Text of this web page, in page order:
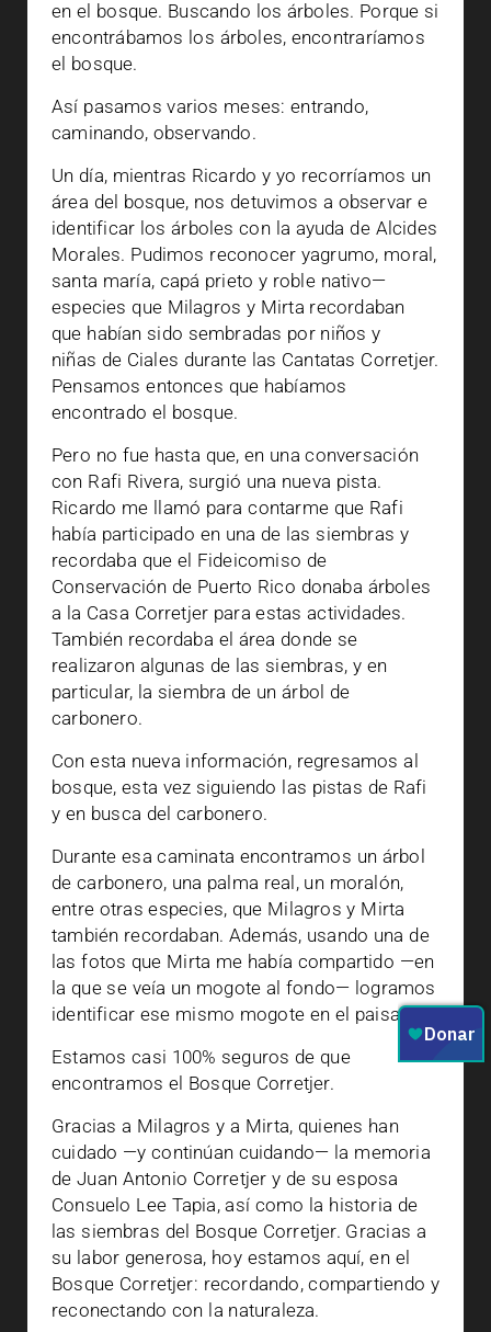
en el bosque. Buscando los árboles. Porque si
encontrábamos los árboles, encontraríamos
el bosque.
Así pasamos varios meses: entrando,
caminando, observando.
Un día, mientras Ricardo y yo recorríamos un
área del bosque, nos detuvimos a observar e
identificar los árboles con la ayuda de Alcides
Morales. Pudimos reconocer yagrumo, moral,
santa maría, capá prieto y roble nativo—
especies que Milagros y Mirta recordaban
que habían sido sembradas por niños y
niñas de Ciales durante las Cantatas Corretjer.
Pensamos entonces que habíamos
encontrado el bosque.
Pero no fue hasta que, en una conversación
con Rafi Rivera, surgió una nueva pista.
Ricardo me llamó para contarme que Rafi
había participado en una de las siembras y
recordaba que el Fideicomiso de
Conservación de Puerto Rico donaba árboles
a la Casa Corretjer para estas actividades.
También recordaba el área donde se
realizaron algunas de las siembras, y en
particular, la siembra de un árbol de
carbonero.
Con esta nueva información, regresamos al
bosque, esta vez siguiendo las pistas de Rafi
y en busca del carbonero.
Durante esa caminata encontramos un árbol
de carbonero, una palma real, un moralón,
entre otras especies, que Milagros y Mirta
también recordaban. Además, usando una de
las fotos que Mirta me había compartido —en
la que se veía un mogote al fondo— logramos
identificar ese mismo mogote en el paisaje.
Estamos casi 100% seguros de que
encontramos el Bosque Corretjer.
Gracias a Milagros y a Mirta, quienes han
cuidado —y continúan cuidando— la memoria
de Juan Antonio Corretjer y de su esposa
Consuelo Lee Tapia, así como la historia de
las siembras del Bosque Corretjer. Gracias a
su labor generosa, hoy estamos aquí, en el
Bosque Corretjer: recordando, compartiendo y
reconectando con la naturaleza.